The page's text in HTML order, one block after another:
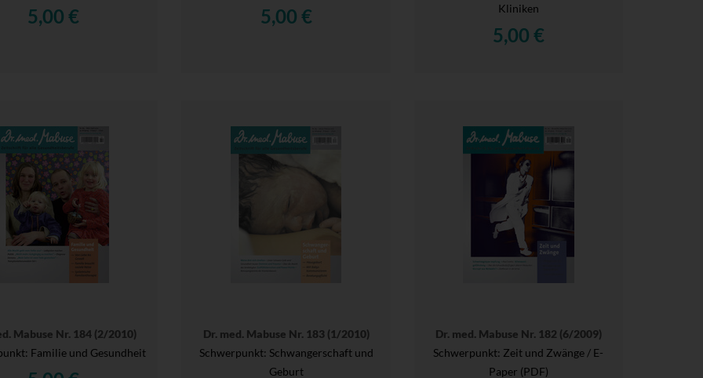
5,00 € 5,00 €
Kliniken
5,00 €
Mabuse Nr. 184 (2/2010)
Familie und Gesundheit
Dr. med. Mabuse Nr. 183 (1/2010)
Schwerpunkt: Schwangerschaft und
Geburt
Dr. med. Mabuse Nr. 182 (6/2009)
Schwerpunkt: Zeit und Zwänge / E-
Paper (PDF)